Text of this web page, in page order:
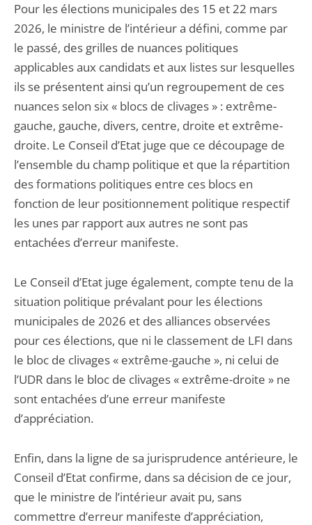
Pour les élections municipales des 15 et 22 mars
2026, le ministre de l’intérieur a défini, comme par
le passé, des grilles de nuances politiques
applicables aux candidats et aux listes sur lesquelles
ils se présentent ainsi qu’un regroupement de ces
nuances selon six « blocs de clivages » : extrême-
gauche, gauche, divers, centre, droite et extrême-
droite. Le Conseil d’Etat juge que ce découpage de
l’ensemble du champ politique et que la répartition
des formations politiques entre ces blocs en
fonction de leur positionnement politique respectif
les unes par rapport aux autres ne sont pas
entachées d’erreur manifeste.
Le Conseil d’Etat juge également, compte tenu de la
situation politique prévalant pour les élections
municipales de 2026 et des alliances observées
pour ces élections, que ni le classement de LFI dans
le bloc de clivages « extrême-gauche », ni celui de
l’UDR dans le bloc de clivages « extrême-droite » ne
sont entachées d’une erreur manifeste
d’appréciation.
Enfin, dans la ligne de sa jurisprudence antérieure, le
Conseil d’Etat confirme, dans sa décision de ce jour,
que le ministre de l’intérieur avait pu, sans
commettre d’erreur manifeste d’appréciation,